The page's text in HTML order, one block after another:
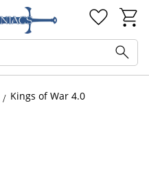
Kings of War 4.0